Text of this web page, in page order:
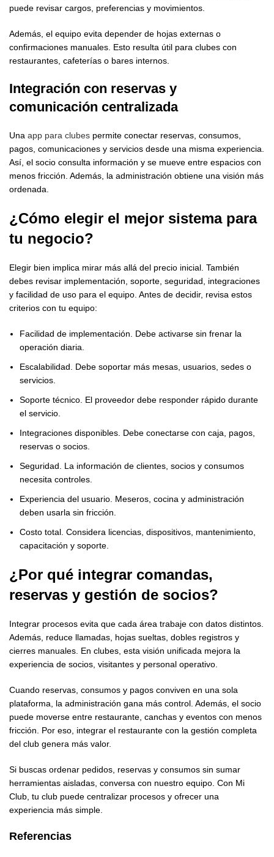
puede revisar cargos, preferencias y movimientos.
Además, el equipo evita depender de hojas externas o
confirmaciones manuales. Esto resulta útil para clubes con
restaurantes, cafeterías o bares internos.
Integración con reservas y
comunicación centralizada
Una app para clubes permite conectar reservas, consumos,
pagos, comunicaciones y servicios desde una misma experiencia.
Así, el socio consulta información y se mueve entre espacios con
menos fricción. Además, la administración obtiene una visión más
ordenada.
¿Cómo elegir el mejor sistema para
tu negocio?
Elegir bien implica mirar más allá del precio inicial. También
debes revisar implementación, soporte, seguridad, integraciones
y facilidad de uso para el equipo. Antes de decidir, revisa estos
criterios con tu equipo:
Facilidad de implementación. Debe activarse sin frenar la
operación diaria.
Escalabilidad. Debe soportar más mesas, usuarios, sedes o
servicios.
Soporte técnico. El proveedor debe responder rápido durante
el servicio.
Integraciones disponibles. Debe conectarse con caja, pagos,
reservas o socios.
Seguridad. La información de clientes, socios y consumos
necesita controles.
Experiencia del usuario. Meseros, cocina y administración
deben usarla sin fricción.
Costo total. Considera licencias, dispositivos, mantenimiento,
capacitación y soporte.
¿Por qué integrar comandas,
reservas y gestión de socios?
Integrar procesos evita que cada área trabaje con datos distintos.
Además, reduce llamadas, hojas sueltas, dobles registros y
cierres manuales. En clubes, esta visión unificada mejora la
experiencia de socios, visitantes y personal operativo.
Cuando reservas, consumos y pagos conviven en una sola
plataforma, la administración gana más control. Además, el socio
puede moverse entre restaurante, canchas y eventos con menos
fricción. Por eso, integrar el restaurante con la gestión completa
del club genera más valor.
Si buscas ordenar pedidos, reservas y consumos sin sumar
herramientas aisladas, conversa con nuestro equipo. Con Mi
Club, tu club puede centralizar procesos y ofrecer una
experiencia más simple.
Referencias